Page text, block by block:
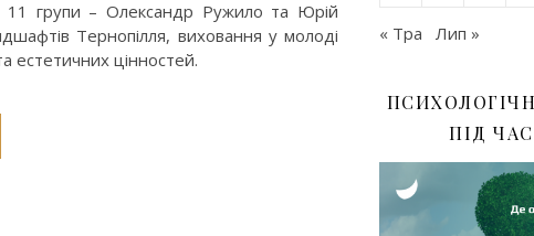
11 групи – Олександр Ружило та Юрій
Тернопілля, виховання у молоді
естетичних цінностей.
« Тра Лип »
ПІД